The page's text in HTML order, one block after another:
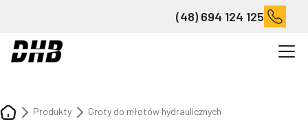
(48) 694 124 125
Produkty Groty do młotów hydraulicznych